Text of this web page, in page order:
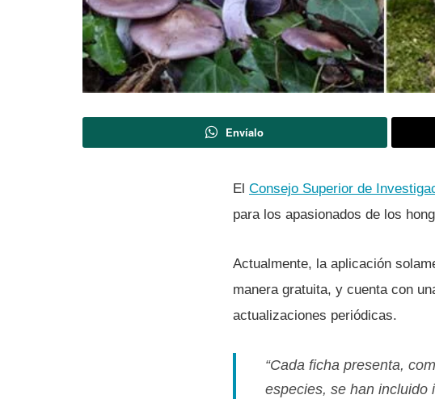
Envíalo
El Consejo Superior de
para los apasionados de los
Actualmente, la aplicación
manera gratuita, y cuenta con
actualizaciones periódicas.
“Cada ficha presenta,
especies, se han incluido